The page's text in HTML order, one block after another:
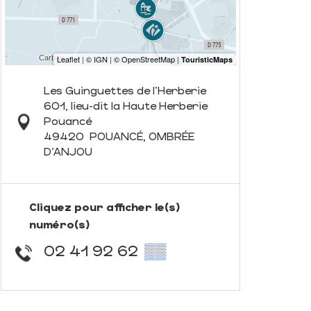
Les Guinguettes de l'Herberie
601, lieu-dit la Haute Herberie
Pouancé
49420 POUANCÉ, OMBRÉE
D'ANJOU
Cliquez pour afficher le(s)
numéro(s)
02 41 92 62 ▒▒